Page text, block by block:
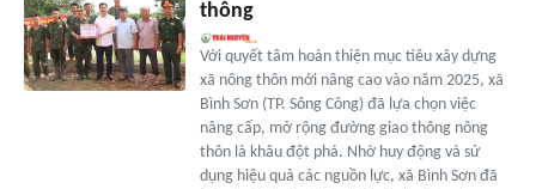
thông
Với quyết tâm hoàn thiện mục tiêu xây dựng
xã nông thôn mới nâng cao vào năm 2025, xã
Bình Sơn (TP. Sông Công) đã lựa chọn việc
nâng cấp, mở rộng đường giao thông nông
thôn là khâu đột phá. Nhờ huy động và sử
dụng hiệu quả các nguồn lực, xã Bình Sơn đã